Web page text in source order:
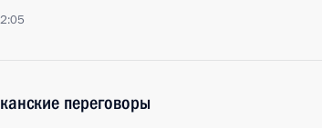
переговоры